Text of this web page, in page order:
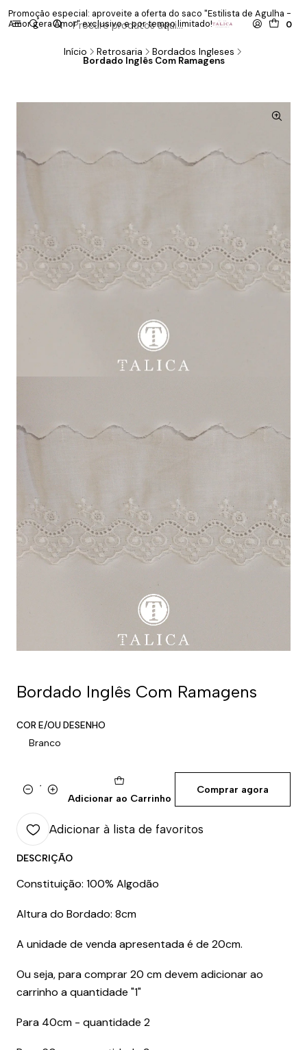
0
Promoção especial: aproveite a oferta do saco "Estilista de Agulha -
Amor gera Amor" exclusivo e por tempo limitado!
Início Retrosaria Bordados Ingleses
Bordado Inglês Com Ramagens
Bordado Inglês Com Ramagens
COR E/OU DESENHO
Branco
QuantidadeAdicionar ao Carrinho
Comprar agora
Adicionar à lista de favoritos
DESCRIÇÃO
Constituição: 100% Algodão
Altura do Bordado: 8cm
A unidade de venda apresentada é de 20cm.
Ou seja, para comprar 20 cm devem adicionar ao
carrinho a quantidade "1"
Para 40cm - quantidade 2